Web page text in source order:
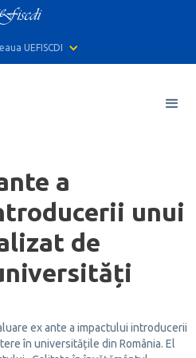
UEFISCDI
a
unui
de
ex ante a impactului introducerii
în universitățile din România. El